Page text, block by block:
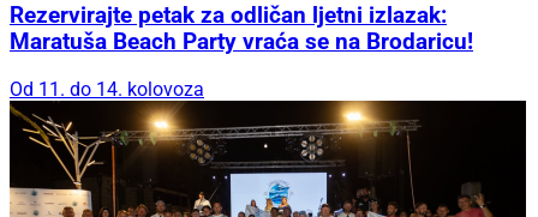
Rezervirajte petak za odličan ljetni izlazak:
Maratuša Beach Party vraća se na Brodaricu!
Od 11. do 14. kolovoza